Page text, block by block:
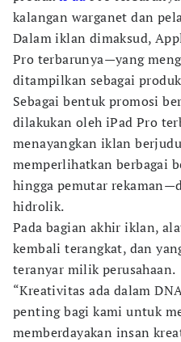
kalangan warganet dan
Dalam iklan dimaksud,
Pro terbarunya—yang
ditampilkan sebagai
Sebagai bentuk promosi
dilakukan oleh iPad Pro
menayangkan iklan
memperlihatkan berbagai
hingga pemutar
hidrolik.
Pada bagian akhir iklan,
kembali terangkat, dan
teranyar milik perusahaan.
“Kreativitas ada dalam
penting bagi kami untuk
memberdayakan insan